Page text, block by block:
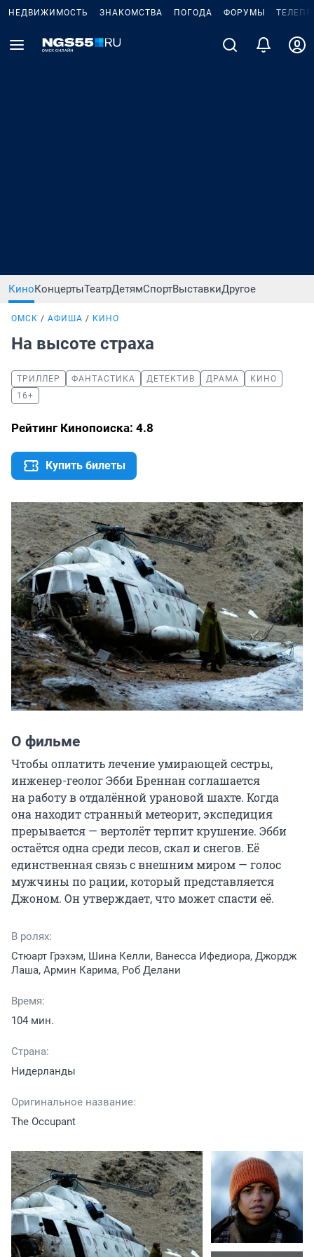
НЕДВИЖИМОСТЬ ЗНАКОМСТВА ПОГОДА ФОРУМЫ
КиноКонцертыТеатрДетямСпортВыставкиДругое
ОМСК АФИША КИНО
На высоте страха
ТРИЛЛЕР ФАНТАСТИКА ДЕТЕКТИВ ДРАМА
КИНО
16+
Рейтинг Кинопоиска: 4.8
Купить билеты
О фильме
Чтобы оплатить лечение умирающей сестры,
инженер-геолог Эбби Бреннан соглашается
на работу в отдалённой урановой шахте. Когда
она находит странный метеорит, экспедиция
прерывается — вертолёт терпит крушение. Эбби
остаётся одна среди лесов, скал и снегов. Её
единственная связь с внешним миром — голос
мужчины по рации, который представляется
Джоном. Он утверждает, что может спасти её.
В ролях:
Стюарт Грэхэм, Шина Келли, Ванесса Ифедиора, Джордж
Лаша, Армин Карима, Роб Делани
Время:
104 мин.
Страна:
Нидерланды
Оригинальное название:
The Occupant